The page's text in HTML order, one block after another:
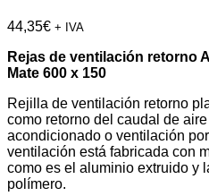
44,35€ + IVA
Rejas de ventilación retorno
Mate 600 x 150
Rejilla de ventilación retorno
como retorno del caudal de
acondicionado o ventilación
ventilación está fabricada con
como es el aluminio extruido y
polímero.